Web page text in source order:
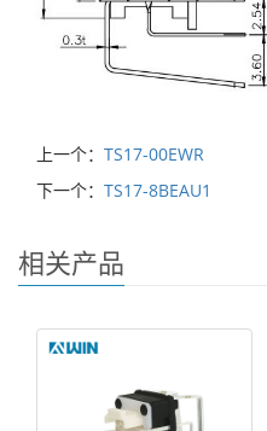
上一个： TS17-00EWR
下一个： TS17-8BEAU1
相关产品